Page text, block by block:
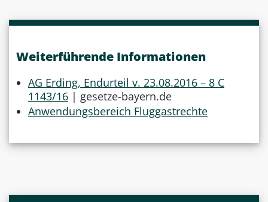
Weiterführende Informationen
AG Erding, Endurteil v. 23.08.2016 – 8 C
1143/16 | gesetze-bayern.de
Anwendungsbereich Fluggastrechte